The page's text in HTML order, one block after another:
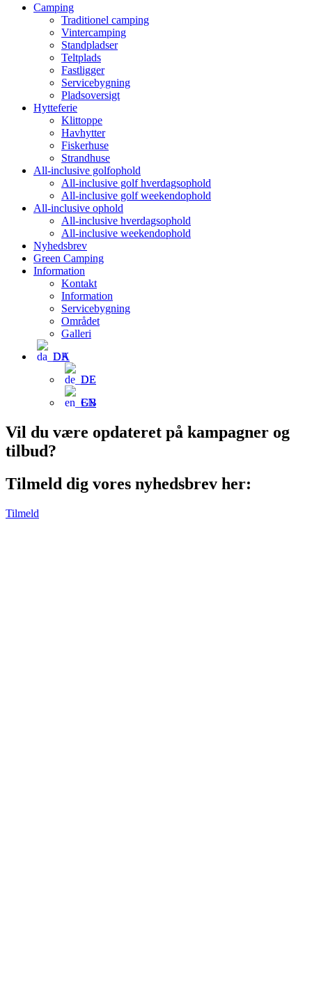
Camping
Traditionel camping
Vintercamping
Standpladser
Teltplads
Fastligger
Servicebygning
Pladsoversigt
Hytteferie
Klittoppe
Havhytter
Fiskerhuse
Strandhuse
All-inclusive golfophold
All-inclusive golf hverdagsophold
All-inclusive golf weekendophold
All-inclusive ophold
All-inclusive hverdagsophold
All-inclusive weekendophold
Nyhedsbrev
Green Camping
Information
Kontakt
Information
Servicebygning
Området
Galleri
DA
DE
EN
Vil du være opdateret på kampagner og
tilbud?
Tilmeld dig vores nyhedsbrev her:
Tilmeld